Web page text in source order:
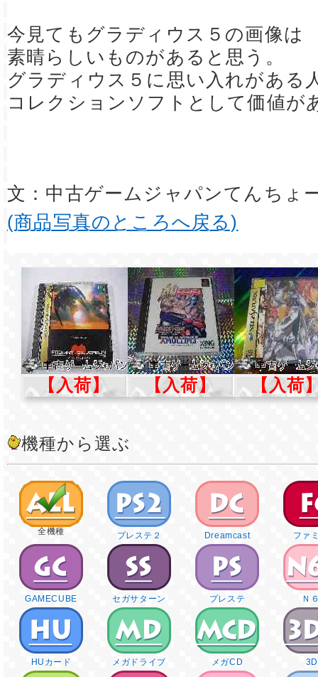
今見てもグラディウス５の画像は
素晴らしいものがあると思う。
グラディウス５に思い入れがある
コレクションソフトとして価値が
文：中古ゲームジャパンてんちょ
(商品写真のところへ戻る)
【入荷】 【入荷】 【入荷
機種から選ぶ
全機種 プレステ２ Dreamcast ファ
GAMECUBE セガサターン プレステ Ｎ
HUカード メガドライブ メガCD